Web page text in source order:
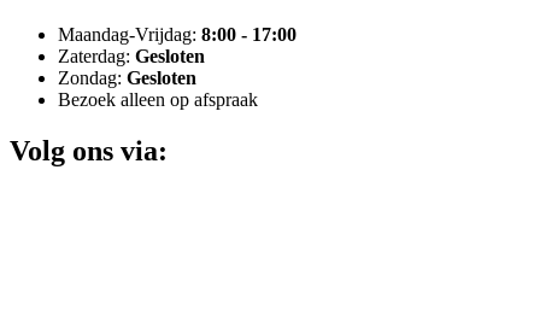
Maandag-Vrijdag: 8:00 - 17:00
Zaterdag: Gesloten
Zondag: Gesloten
Bezoek alleen op afspraak
Volg ons via: